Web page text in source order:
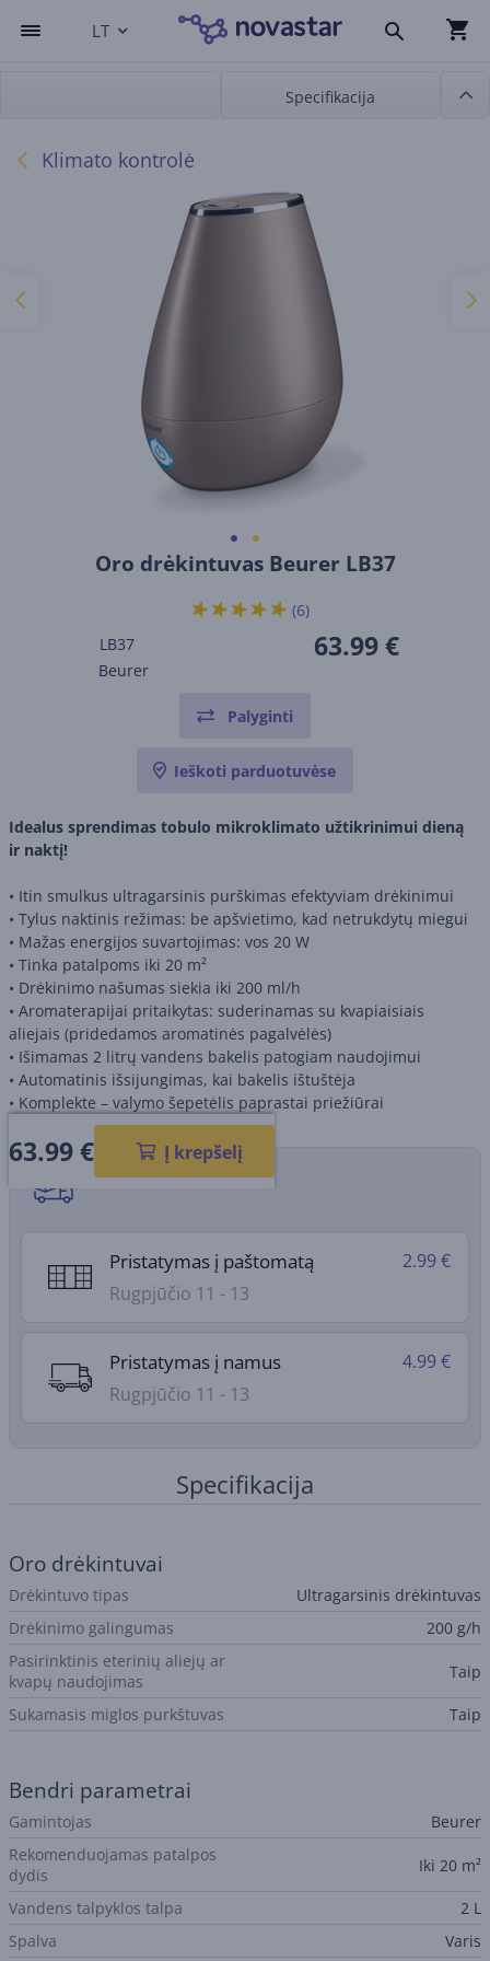
LT
Specifikacija
Klimato kontrolė
Oro drėkintuvas Beurer LB37
LB37
Beurer
63.99 €
(6)
Palyginti
Ieškoti parduotuvėse
Idealus sprendimas tobulo mikroklimato užtikrinimui dieną
ir naktį!
• Itin smulkus ultragarsinis purškimas efektyviam drėkinimui
• Tylus naktinis režimas: be apšvietimo, kad netrukdytų miegui
• Mažas energijos suvartojimas: vos 20 W
• Tinka patalpoms iki 20 m²
• Drėkinimo našumas siekia iki 200 ml/h
• Aromaterapijai pritaikytas: suderinamas su kvapiaisiais
aliejais (pridedamos aromatinės pagalvėlės)
• Išimamas 2 litrų vandens bakelis patogiam naudojimui
• Automatinis išsijungimas, kai bakelis ištuštėja
• Komplekte – valymo šepetėlis paprastai priežiūrai
63.99€ Į krepšelį
Pristatymo būdai
Pristatymas į paštomatą
Rugpjūčio 11 - 13
2.99 €
Pristatymas į namus
Rugpjūčio 11 - 13
4.99 €
Specifikacija
Oro drėkintuvai
Drėkintuvo tipas
Ultragarsinis drėkintuvas
Drėkinimo galingumas
200 g/h
Pasirinktinis eterinių aliejų ar
kvapų naudojimas
Taip
Sukamasis miglos purkštuvas Taip
Bendri parametrai
Gamintojas
Beurer
Rekomenduojamas patalpos
dydis
Iki 20 m²
Vandens talpyklos talpa
2 L
Spalva
Varis